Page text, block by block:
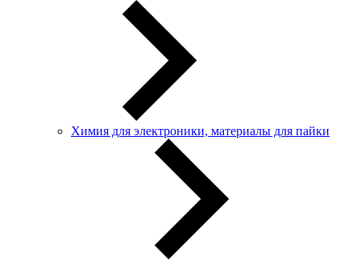
Химия для электроники, материалы для пайки